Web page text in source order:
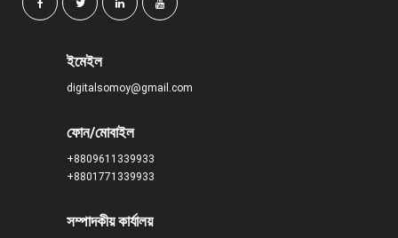
ইমেইল
digitalsomoy@gmail.com
ফোন/মোবাইল
+8809611339933
+8801771339933
সম্পাদকীয় কার্যালয়